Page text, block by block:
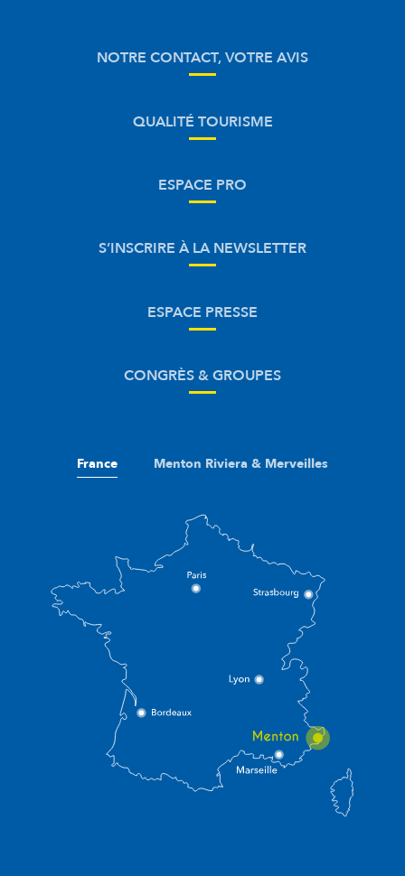
NOTRE CONTACT, VOTRE AVIS
QUALITÉ TOURISME
ESPACE PRO
S’INSCRIRE À LA NEWSLETTER
ESPACE PRESSE
CONGRÈS & GROUPES
France Menton Riviera & Merveilles